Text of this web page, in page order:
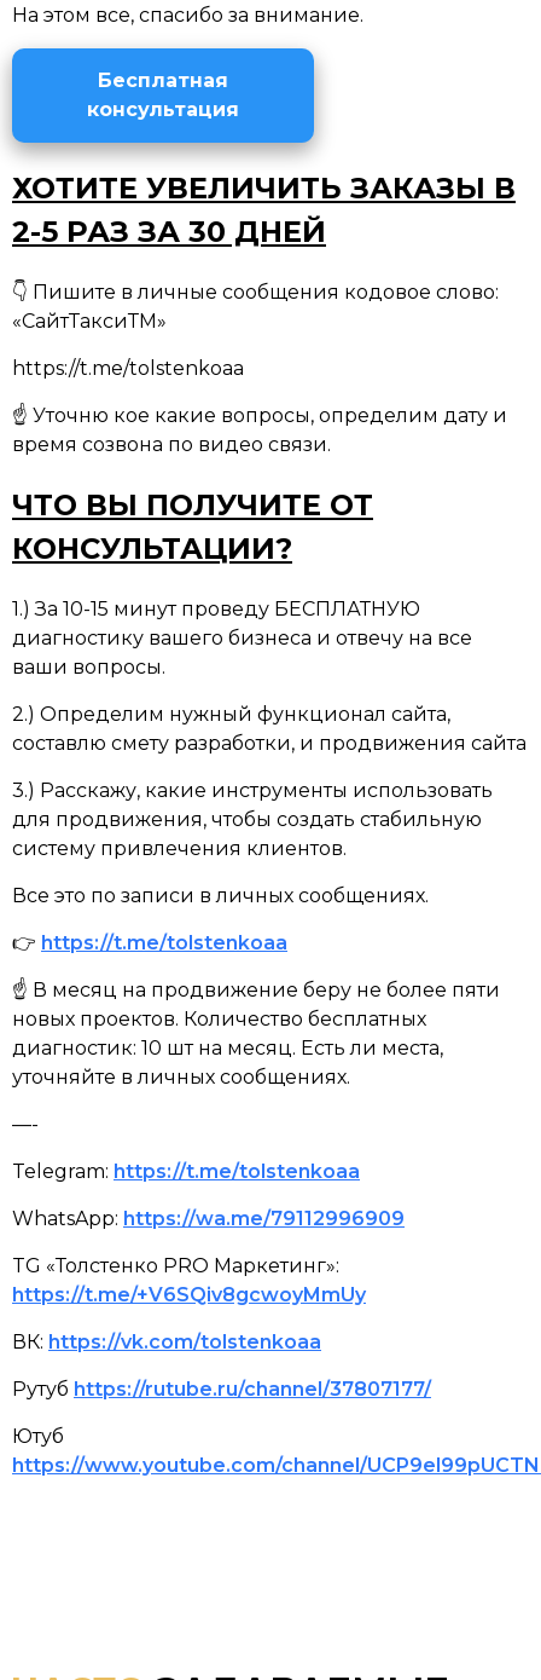
На этом все, спасибо за внимание.
Бесплатная
консультация
ХОТИТЕ УВЕЛИЧИТЬ ЗАКАЗЫ В
2-5 РАЗ ЗА 30 ДНЕЙ
👇 Пишите в личные сообщения кодовое слово:
«СайтТаксиТМ»
https://t.me/tolstenkoaa
☝ Уточню кое какие вопросы, определим дату и
время созвона по видео связи.
ЧТО ВЫ ПОЛУЧИТЕ ОТ
КОНСУЛЬТАЦИИ?
1.) За 10-15 минут проведу БЕСПЛАТНУЮ
диагностику вашего бизнеса и отвечу на все
ваши вопросы.
2.) Определим нужный функционал сайта,
составлю смету разработки, и продвижения сайта
3.) Расскажу, какие инструменты использовать
для продвижения, чтобы создать стабильную
систему привлечения клиентов.
Все это по записи в личных сообщениях.
👉 https://t.me/tolstenkoaa
☝ В месяц на продвижение беру не более пяти
новых проектов. Количество бесплатных
диагностик: 10 шт на месяц. Есть ли места,
уточняйте в личных сообщениях.
—-
Telegram: https://t.me/tolstenkoaa
WhatsApp: https://wa.me/79112996909
TG «Толстенко PRO Маркетинг»:
https://t.me/+V6SQiv8gcwoyMmUy
ВК: https://vk.com/tolstenkoaa
Рутуб https://rutube.ru/channel/37807177/
Ютуб
https://www.youtube.com/channel/